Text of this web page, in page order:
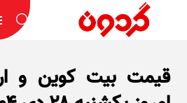
قیمت بیت کوین و